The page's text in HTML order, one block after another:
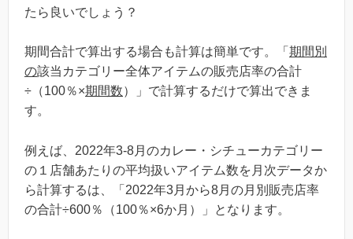
たら良いでしょう？
期間合計で算出する場合も計算は簡単です。「 期間別
の該当カテゴリー全体アイテムの販売店率の合計
÷（100％×期間数）」で計算するだけで算出できま
す。
例えば、2022年3-8月のカレー・シチューカテゴリー
の１店舗あたりの平均扱いアイテム数を月次データか
ら計算するは、「2022年3月から8月の月別販売店率
の合計÷600％（100％×6か月）」となります。